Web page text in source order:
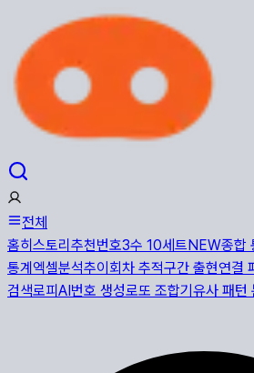
전체
홈히스토리 추천번호3수 10세트NEW종합
통계 엑셀분석추이 회차 추적구간 출현연결
검색로피AI번호 생성로또 조합기 유사 패턴